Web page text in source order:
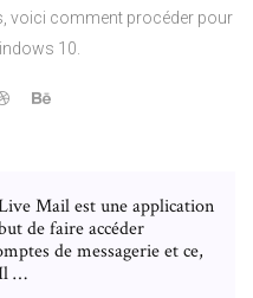
voici comment procéder pour
10.
Mail est une application
de faire accéder
de messagerie et ce,
Il …